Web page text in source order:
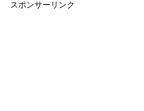
スポンサーリンク